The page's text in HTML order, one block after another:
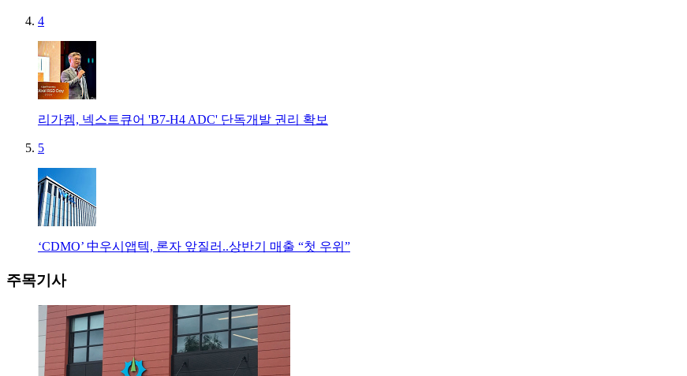
4
리가켐, 넥스트큐어 'B7-H4 ADC' 단독개발 권리 확보
5
‘CDMO’ 中우시앱텍, 론자 앞질러..상반기 매출 “첫 우위”
주목기사